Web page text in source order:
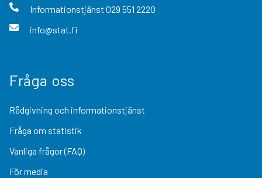
Informationstjänst 029 551 2220
info@stat.fi
Fråga oss
Rådgivning och informationstjänst
Fråga om statistik
Vanliga frågor (FAQ)
För media